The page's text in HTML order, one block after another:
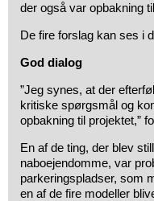
der også var opbakning
De fire forslag kan ses i
God dialog
”Jeg synes, at der
kritiske spørgsmål og
opbakning til projektet,”
En af de ting, der blev
naboejendomme, var
parkeringspladser, som
en af de fire modeller